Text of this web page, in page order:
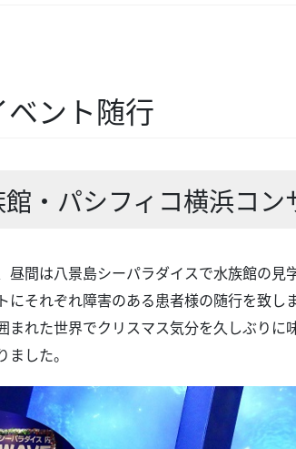
ント随行
館・パシフィコ横浜コン
間は八景島シーパラダイスで水族館の見
にそれぞれ障害のある患者様の随行を致し
まれた世界でクリスマス気分を久しぶりに
した。